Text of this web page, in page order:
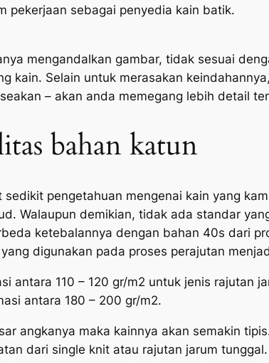
pekerjaan sebagai penyedia kain batik.
mengandalkan gambar, tidak sesuai
kain. Selain untuk merasakan
– akan anda memegang lebih detail
bahan katun
pengetahuan mengenai kain yang
Walaupun demikian, tidak ada standar
ketebalannya dengan bahan 40s dari
digunakan pada proses perajutan
antara 110 – 120 gr/m2 untuk jenis rajutan
antara 180 – 200 gr/m2.
angkanya maka kainnya akan semakin tipis.
dari single knit atau rajutan jarum